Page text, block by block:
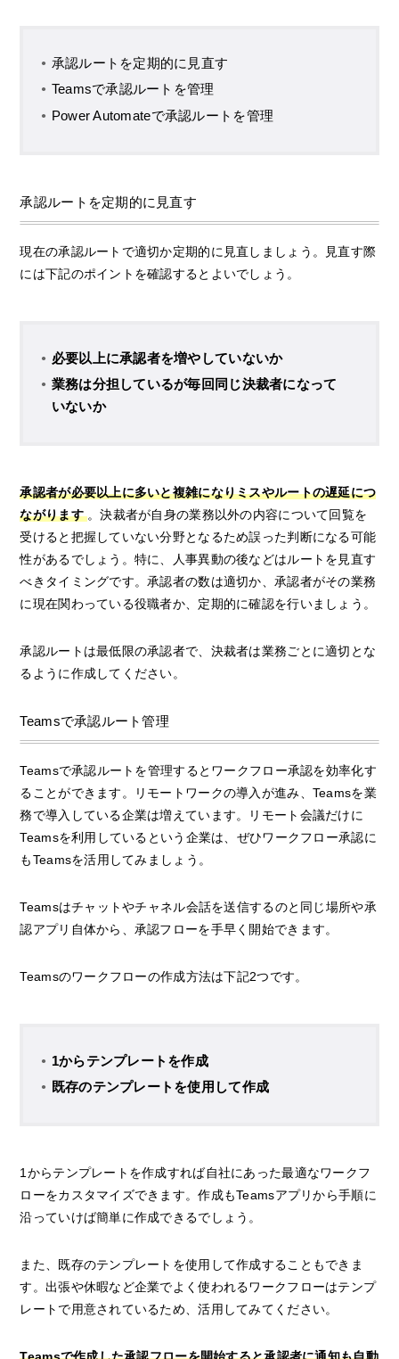
承認ルートを定期的に見直す
Teamsで承認ルートを管理
Power Automateで承認ルートを管理
承認ルートを定期的に見直す
現在の承認ルートで適切か定期的に見直しましょう。見直す際
には下記のポイントを確認するとよいでしょう。
必要以上に承認者を増やしていないか
業務は分担しているが毎回同じ決裁者になって
いないか
承認者が必要以上に多いと複雑になりミスやルートの遅延につ
ながります。決裁者が自身の業務以外の内容について回覧を
受けると把握していない分野となるため誤った判断になる可能
性があるでしょう。特に、人事異動の後などはルートを見直す
べきタイミングです。承認者の数は適切か、承認者がその業務
に現在関わっている役職者か、定期的に確認を行いましょう。
承認ルートは最低限の承認者で、決裁者は業務ごとに適切とな
るように作成してください。
Teamsで承認ルート管理
Teamsで承認ルートを管理するとワークフロー承認を効率化す
ることができます。リモートワークの導入が進み、Teamsを業
務で導入している企業は増えています。リモート会議だけに
Teamsを利用しているという企業は、ぜひワークフロー承認に
もTeamsを活用してみましょう。
Teamsはチャットやチャネル会話を送信するのと同じ場所や承
認アプリ自体から、承認フローを手早く開始できます。
Teamsのワークフローの作成方法は下記2つです。
1からテンプレートを作成
既存のテンプレートを使用して作成
1からテンプレートを作成すれば自社にあった最適なワークフ
ローをカスタマイズできます。作成もTeamsアプリから手順に
沿っていけば簡単に作成できるでしょう。
また、既存のテンプレートを使用して作成することもできま
す。出張や休暇など企業でよく使われるワークフローはテンプ
レートで用意されているため、活用してみてください。